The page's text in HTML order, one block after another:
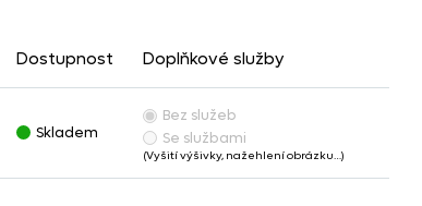
Dostupnost Doplňkové služby
Skladem
Bez služeb
Se službami
(Vyšití výšivky, nažehlení obrázku…)